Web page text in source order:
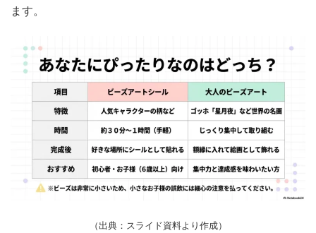
ます。
（出典：スライド資料より作成）